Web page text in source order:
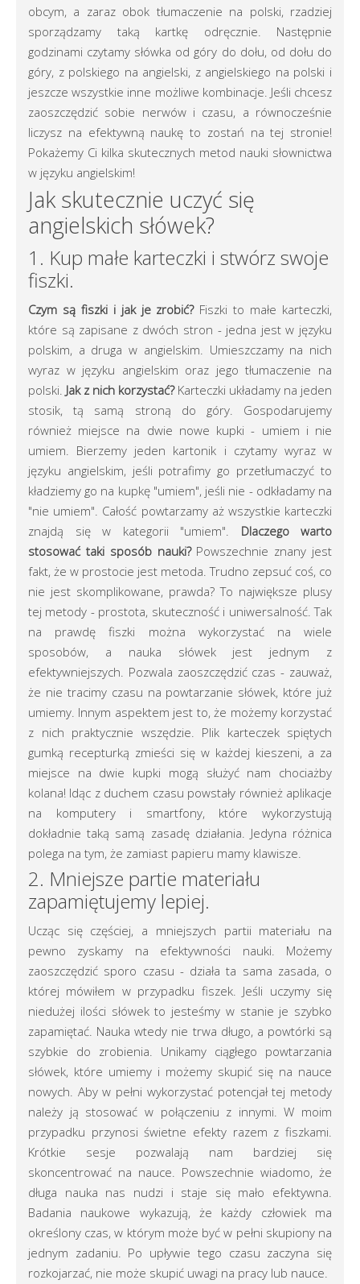
obcym, a zaraz obok tłumaczenie na polski, rzadziej
sporządzamy taką kartkę odręcznie. Następnie
godzinami czytamy słówka od góry do dołu, od dołu do
góry, z polskiego na angielski, z angielskiego na polski i
jeszcze wszystkie inne możliwe kombinacje. Jeśli chcesz
zaoszczędzić sobie nerwów i czasu, a równocześnie
liczysz na efektywną naukę to zostań na tej stronie!
Pokażemy Ci kilka skutecznych metod nauki słownictwa
w języku angielskim!
Jak skutecznie uczyć się
angielskich słówek?
1. Kup małe karteczki i stwórz swoje
fiszki.
Czym są fiszki i jak je zrobić?Fiszki to małe karteczki,
które są zapisane z dwóch stron - jedna jest w języku
polskim, a druga w angielskim. Umieszczamy na nich
wyraz w języku angielskim oraz jego tłumaczenie na
polski. Jak z nich korzystać?Karteczki układamy na jeden
stosik, tą samą stroną do góry. Gospodarujemy
również miejsce na dwie nowe kupki - umiem i nie
umiem. Bierzemy jeden kartonik i czytamy wyraz w
języku angielskim, jeśli potrafimy go przetłumaczyć to
kładziemy go na kupkę "umiem", jeśli nie - odkładamy na
"nie umiem". Całość powtarzamy aż wszystkie karteczki
znajdą się w kategorii "umiem". Dlaczego warto
stosować taki sposób nauki?Powszechnie znany jest
fakt, że w prostocie jest metoda. Trudno zepsuć coś, co
nie jest skomplikowane, prawda? To największe plusy
tej metody - prostota, skuteczność i uniwersalność. Tak
na prawdę fiszki można wykorzystać na wiele
sposobów, a nauka słówek jest jednym z
efektywniejszych. Pozwala zaoszczędzić czas - zauważ,
że nie tracimy czasu na powtarzanie słówek, które już
umiemy. Innym aspektem jest to, że możemy korzystać
z nich praktycznie wszędzie. Plik karteczek spiętych
gumką recepturką zmieści się w każdej kieszeni, a za
miejsce na dwie kupki mogą służyć nam chociażby
kolana! Idąc z duchem czasu powstały również aplikacje
na komputery i smartfony, które wykorzystują
dokładnie taką samą zasadę działania. Jedyna różnica
polega na tym, że zamiast papieru mamy klawisze.
2. Mniejsze partie materiału
zapamiętujemy lepiej.
Ucząc się częściej, a mniejszych partii materiału na
pewno zyskamy na efektywności nauki. Możemy
zaoszczędzić sporo czasu - działa ta sama zasada, o
której mówiłem w przypadku fiszek. Jeśli uczymy się
niedużej ilości słówek to jesteśmy w stanie je szybko
zapamiętać. Nauka wtedy nie trwa długo, a powtórki są
szybkie do zrobienia. Unikamy ciągłego powtarzania
słówek, które umiemy i możemy skupić się na nauce
nowych. Aby w pełni wykorzystać potencjał tej metody
należy ją stosować w połączeniu z innymi. W moim
przypadku przynosi świetne efekty razem z fiszkami.
Krótkie sesje pozwalają nam bardziej się
skoncentrować na nauce. Powszechnie wiadomo, że
długa nauka nas nudzi i staje się mało efektywna.
Badania naukowe wykazują, że każdy człowiek ma
określony czas, w którym może być w pełni skupiony na
jednym zadaniu. Po upływie tego czasu zaczyna się
rozkojarzać, nie może skupić uwagi na pracy lub nauce.